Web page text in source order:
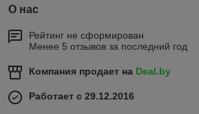
О нас
Рейтинг не сформирован
Менее 5 отзывов за последний год
Компания продает на Deal.by
Работает с 29.12.2016